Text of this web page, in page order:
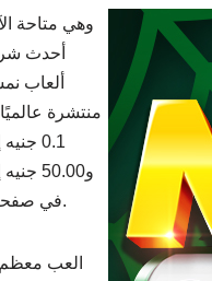
ألعاب
منتشرة
0.1
في صفحات الويب التي اطلعت عليها.
العب معظم